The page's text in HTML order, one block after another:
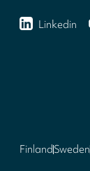
Linkedin
FinlandSweden